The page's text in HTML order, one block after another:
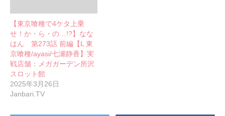
【東京喰種で4ケタ上乗
せ！か・ら・の…!?】なな
はん 第273話 前編【L 東
京喰種/ayasi/七瀬静香】実
戦店舗：メガガーデン所沢
スロット館
2025年3月26日
Janbari.TV